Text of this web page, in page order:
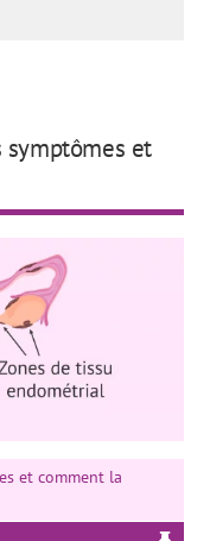
symptômes et
et comment la